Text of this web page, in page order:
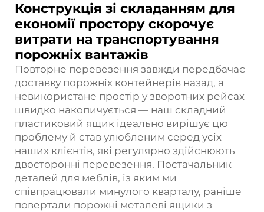
Конструкція зі складанням для
економії простору скорочує
витрати на транспортування
порожніх вантажів
Повторне перевезення завжди передбачає
доставку порожніх контейнерів назад, а
невикористане простір у зворотних рейсах
швидко накопичується — наш складний
пластиковий ящик ідеально вирішує цю
проблему й став улюбленим серед усіх
наших клієнтів, які регулярно здійснюють
двосторонні перевезення. Постачальник
деталей для меблів, із яким ми
співпрацювали минулого кварталу, раніше
повертали порожні металеві ящики з